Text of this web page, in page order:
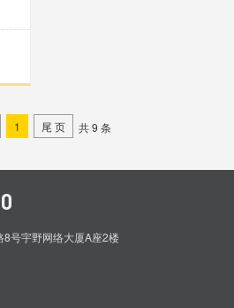
1 尾 页 共 9 条
号宇野网络大厦A座2楼